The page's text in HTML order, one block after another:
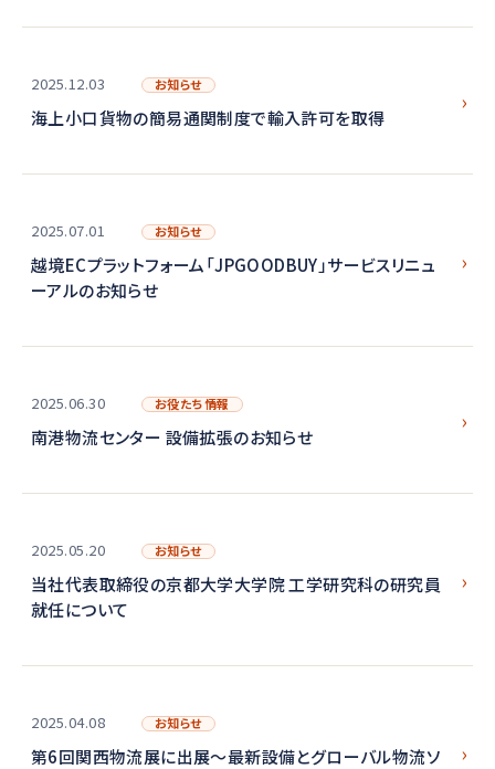
2025.12.03 お知らせ
海上小口貨物の簡易通関制度で輸入許可を取得
2025.07.01 お知らせ
越境ECプラットフォーム「JPGOODBUY」サービスリニュ
ーアルのお知らせ
2025.06.30 お役たち情報
南港物流センター 設備拡張のお知らせ
2025.05.20 お知らせ
当社代表取締役の京都大学大学院 工学研究科の研究員
就任について
2025.04.08 お知らせ
第6回関西物流展に出展～最新設備とグローバル物流ソ